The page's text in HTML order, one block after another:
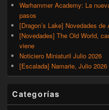
Warhammer Academy: La
pasos
[Dragon’s Lake] Novedades
[Novedades] The Old World,
viene
Noticiero Miniaturil Julio 2026
[Escalada] Namarie, Julio 2026
Categorías